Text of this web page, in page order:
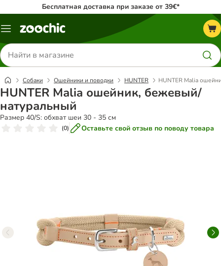
Бесплатная доставка при заказе от 39€*
Каталог
Поиск
товаров
Собаки Ошейники и поводки HUNTER HUNTER Malia
HUNTER Malia ошейник, бежевый/
натуральный
Размер 40/S: обхват шеи 30 - 35 см
(0) Оставьте свой отзыв по поводу товара